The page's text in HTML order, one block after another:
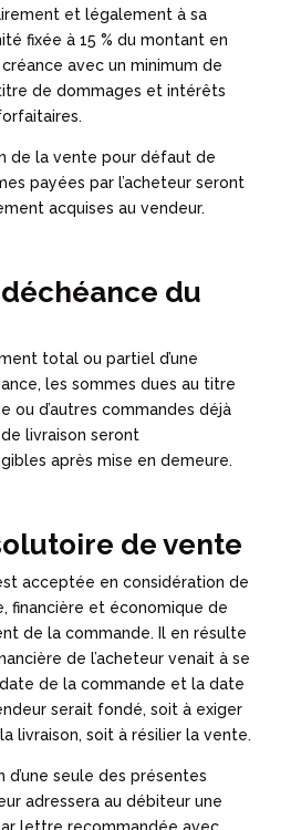
et légalement à sa
fixée à 15 % du montant en
avec un minimum de
de dommages et intérêts
de la vente pour défaut de
payées par l’acheteur seront
acquises au vendeur.
du
total ou partiel d’une
les sommes dues au titre
ou d’autres commandes déjà
livraison seront
après mise en demeure.
de vente
acceptée en considération de
financière et économique de
de la commande. Il en résulte
de l’acheteur venait à se
de la commande et la date
serait fondé, soit à exiger
livraison, soit à résilier la vente.
d’une seule des présentes
adressera au débiteur une